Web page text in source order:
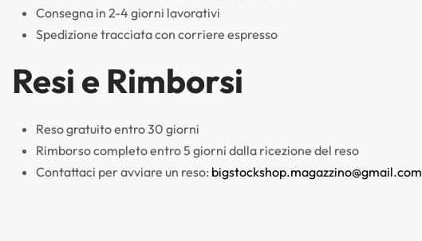
Consegna in 2-4 giorni lavorativi
Spedizione tracciata con corriere espresso
Resi e Rimborsi
Reso gratuito entro 30 giorni
Rimborso completo entro 5 giorni dalla ricezione del reso
Contattaci per avviare un reso: bigstockshop.magazzino@gmail.com